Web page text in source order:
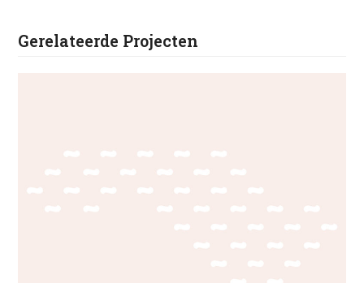
Gerelateerde Projecten